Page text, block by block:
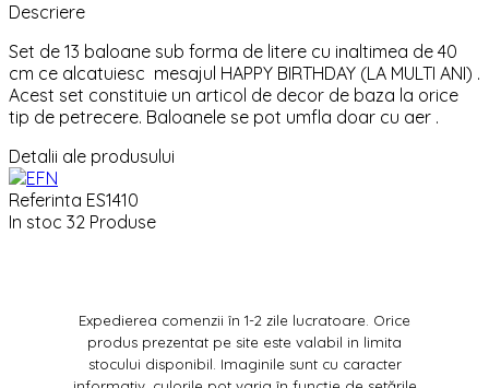
Descriere
Set de 13 baloane sub forma de litere cu inaltimea de 40
cm ce alcatuiesc mesajul HAPPY BIRTHDAY (LA MULTI ANI) .
Acest set constituie un articol de decor de baza la orice
tip de petrecere. Baloanele se pot umfla doar cu aer .
Detalii ale produsului
Referinta ES1410
In stoc 32 Produse
Expedierea comenzii în 1-2 zile lucratoare. Orice
produs prezentat pe site este valabil in limita
stocului disponibil. Imaginile sunt cu caracter